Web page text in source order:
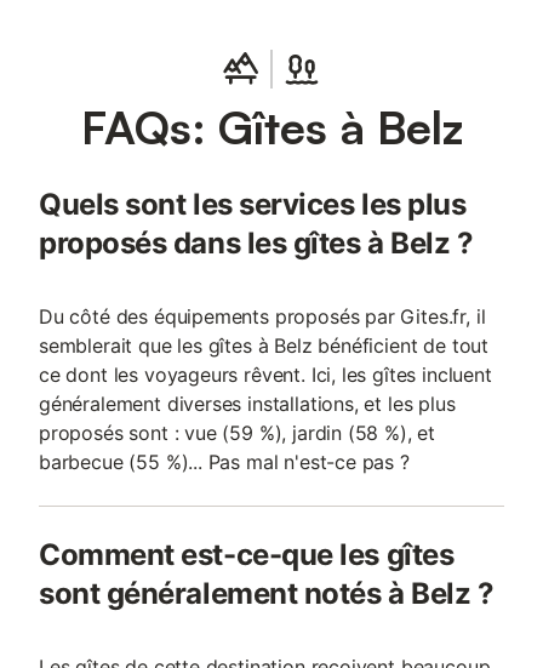
de la mi-juillet à la mi-août. Vous pourrez vous adonner aux
randonnées, ou aux sports nautiques tels que kayak, paddle,
plaisance… A Belz, vous trouverez toutes les commodités
nécessaires pour passer un agréable séjour. A proximité du gîte,
le soleil. A ne pas manquer durant votre séjour : l'îlot de Saint-
Cado (3 minutes à pied), Etel et son petit port typique avec ses
commerces de bord de mer, et les belles plages de Plouhinec
pour vos journées baignade et farniente ! En Morbihan Sud,
avec ses criques et se
FAQs: Gîtes à Belz
Quels sont les services les plus
proposés dans les gîtes à Belz ?
Du côté des équipements proposés par Gites.fr, il
semblerait que les gîtes à Belz bénéficient de tout
ce dont les voyageurs rêvent. Ici, les gîtes incluent
généralement diverses installations, et les plus
proposés sont : vue (59 %), jardin (58 %), et
barbecue (55 %)... Pas mal n'est-ce pas ?
Comment est-ce-que les gîtes
sont généralement notés à Belz ?